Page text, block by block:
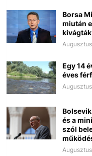
Borsa
miután
Egy 14
éves
és a
szól